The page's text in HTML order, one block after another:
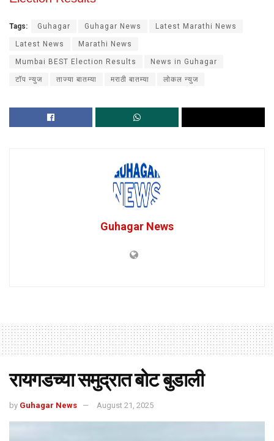
Tags: Guhagar Guhagar News Latest Marathi News
Latest News Marathi News
Mumbai BEST Election Results News in Guhagar
टॉप न्युज ताज्या बातम्या मराठी बातम्या लोकल न्युज
Guhagar News
रायगडच्या समुद्रात बोट बुडाली
by Guhagar News August 21, 2025